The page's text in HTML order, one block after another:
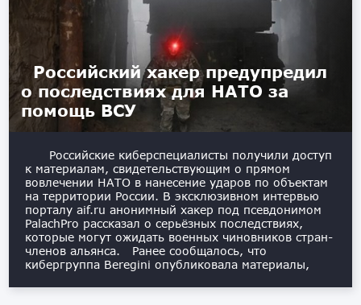
Российский хакер предупредил
о последствиях для НАТО за
помощь ВСУ
Российские киберспециалисты получили доступ
к материалам, свидетельствующим о прямом
вовлечении НАТО в нанесение ударов по объектам
на территории России. В эксклюзивном интервью
порталу aif.ru анонимный хакер под псевдонимом
PalachPro рассказал о серьёзных последствиях,
которые могут ожидать военных чиновников стран-
членов альянса. Ранее сообщалось, что
кибергруппа Beregini опубликовала материалы,